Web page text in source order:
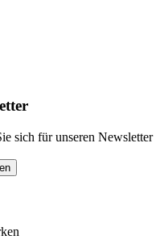
sich für unseren Newsletter